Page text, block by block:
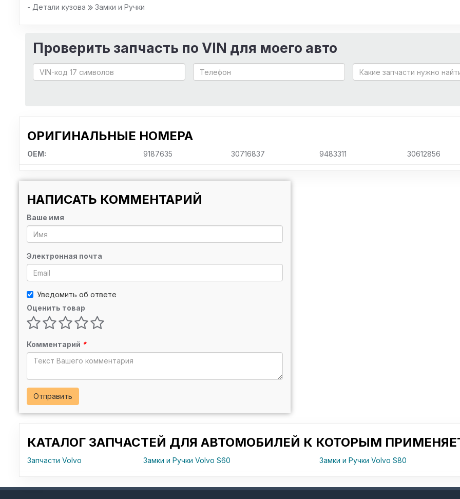
- Детали кузова
Замки и Ручки
Проверить запчасть по VIN для моего авто
ОРИГИНАЛЬНЫЕ НОМЕРА
OEM: 9187635 30716837 9483311 30612856
НАПИСАТЬ КОММЕНТАРИЙ
Ваше имя
Электронная почта
Уведомить об ответе
Оценить товар
Комментарий *
Отправить
КАТАЛОГ ЗАПЧАСТЕЙ ДЛЯ АВТОМОБИЛЕЙ К КОТОРЫМ
Запчасти Volvo Замки и Ручки Volvo S60 Замки и Ручки Volvo S80